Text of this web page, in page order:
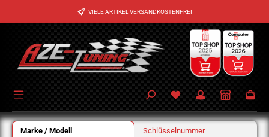
Zum Hauptinhalt springen VIELE ARTIKEL VERSANDKOSTENFREI
Marke / Modell Schlüsselnummer